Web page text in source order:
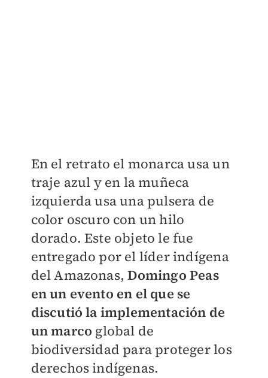
En el retrato el monarca usa un
traje azul y en la muñeca
izquierda usa una pulsera de
color oscuro con un hilo
dorado. Este objeto le fue
entregado por el líder indígena
del Amazonas,Domingo Peas
en un evento en el que se
discutió la implementación de
un marco global de
biodiversidad para proteger los
derechos indígenas.